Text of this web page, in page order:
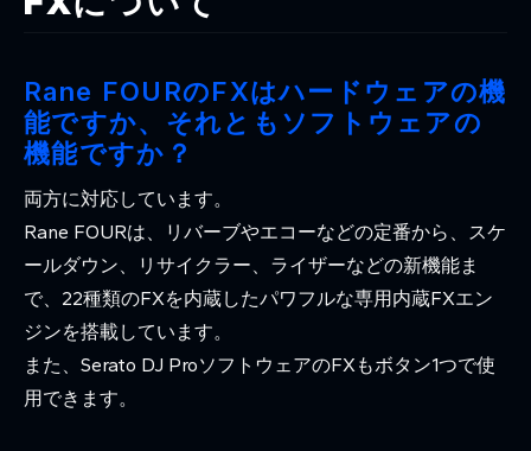
Rane FOURのFXはハードウェアの機
能ですか、それともソフトウェアの
機能ですか？
両方に対応しています。
Rane FOURは、リバーブやエコーなどの定番から、スケ
ールダウン、リサイクラー、ライザーなどの新機能ま
で、22種類のFXを内蔵したパワフルな専用内蔵FXエン
ジンを搭載しています。
また、Serato DJ ProソフトウェアのFXもボタン1つで使
用できます。